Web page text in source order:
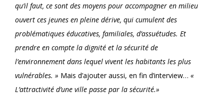
qu’il faut, ce sont des moyens pour accompagner en milieu
ouvert ces jeunes en pleine dérive, qui cumulent des
problématiques éducatives, familiales, d’assuétudes. Et
prendre en compte la dignité et la sécurité de
l’environnement dans lequel vivent les habitants les plus
vulnérables. » Mais d’ajouter aussi, en fin d’interview… «
L’attractivité d’une ville passe par la sécurité.»